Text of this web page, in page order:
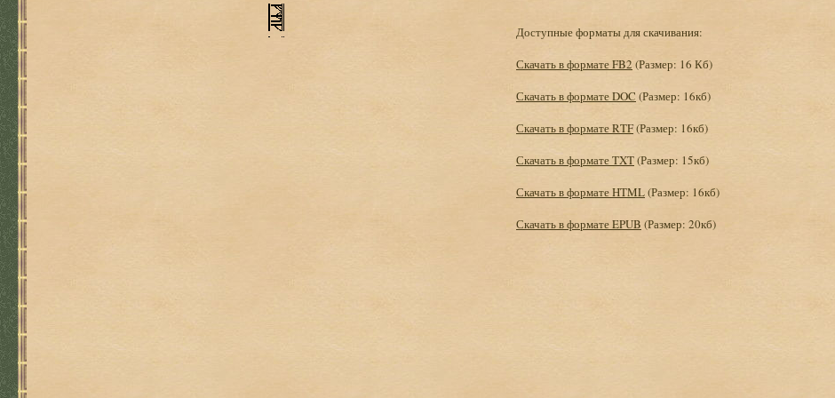
Доступные форматы для скачивания:
Скачать в формате FB2 (Размер: 16 Кб)
Скачать в формате DOC (Размер: 16кб)
Скачать в формате RTF(Размер: 16кб)
Скачать в формате TXT(Размер: 15кб)
Скачать в формате HTML(Размер: 16кб)
Скачать в формате EPUB (Размер: 20кб)